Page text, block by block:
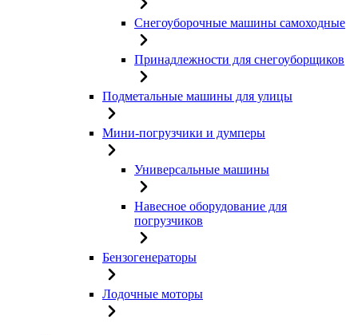
Снегоуборочные машины самоходные
Принадлежности для снегоуборщиков
Подметальные машины для улицы
Мини-погрузчики и думперы
Универсальные машины
Навесное оборудование для
погрузчиков
Бензогенераторы
Лодочные моторы